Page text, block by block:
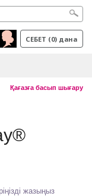
СЕБЕТ (0) дана
Қағазға басып шығару
жазыңыз